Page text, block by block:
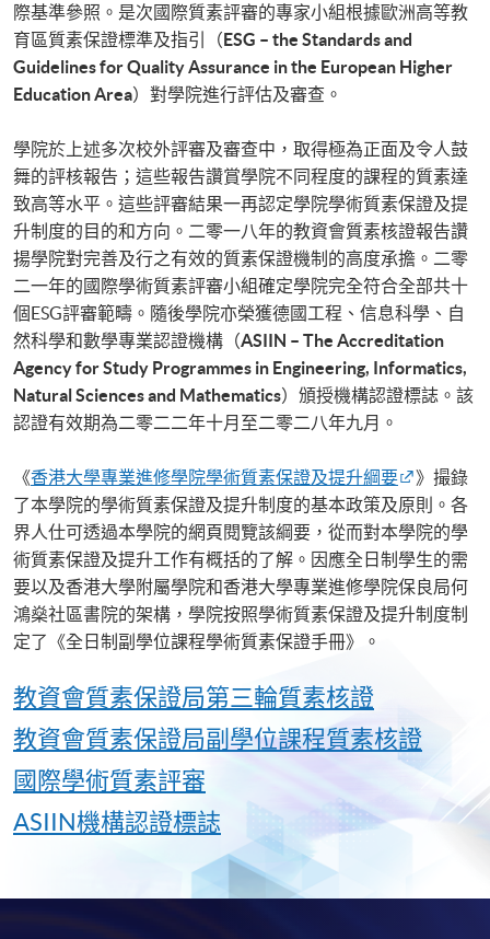
際基準參照。是次國際質素評審的專家小組根據歐洲高等教
育區質素保證標準及指引（ESG – the Standards and
Guidelines for Quality Assurance in the European Higher
Education Area）對學院進行評估及審查。
學院於上述多次校外評審及審查中，取得極為正面及令人鼓
舞的評核報告；這些報告讚賞學院不同程度的課程的質素達
致高等水平。這些評審結果一再認定學院學術質素保證及提
升制度的目的和方向。二零一八年的教資會質素核證報告讚
揚學院對完善及行之有效的質素保證機制的高度承擔。二零
二一年的國際學術質素評審小組確定學院完全符合全部共十
個ESG評審範疇。隨後學院亦榮獲德國工程、信息科學、自
然科學和數學專業認證機構（ASIIN – The Accreditation
Agency for Study Programmes in Engineering, Informatics,
Natural Sciences and Mathematics）頒授機構認證標誌。該
認證有效期為二零二二年十月至二零二八年九月。
《香港大學專業進修學院學術質素保證及提升綱要
》撮錄
了本學院的學術質素保證及提升制度的基本政策及原則。各
界人仕可透過本學院的網頁閱覽該綱要，從而對本學院的學
術質素保證及提升工作有概括的了解。因應全日制學生的需
要以及香港大學附屬學院和香港大學專業進修學院保良局何
鴻燊社區書院的架構，學院按照學術質素保證及提升制度制
定了《全日制副學位課程學術質素保證手冊》。
教資會質素保證局第三輪質素核證
教資會質素保證局副學位課程質素核證
國際學術質素評審
ASIIN機構認證標誌